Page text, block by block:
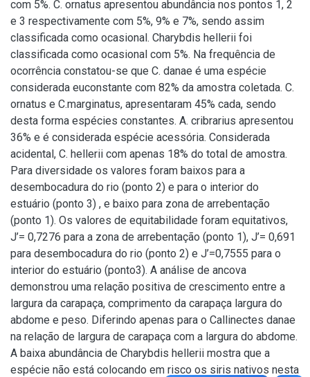
com 5%. C. ornatus apresentou abundância nos pontos 1, 2
e 3 respectivamente com 5%, 9% e 7%, sendo assim
classificada como ocasional. Charybdis hellerii foi
classificada como ocasional com 5%. Na frequência de
ocorrência constatou-se que C. danae é uma espécie
considerada euconstante com 82% da amostra coletada. C.
ornatus e C.marginatus, apresentaram 45% cada, sendo
desta forma espécies constantes. A. cribrarius apresentou
36% e é considerada espécie acessória. Considerada
acidental, C. hellerii com apenas 18% do total de amostra.
Para diversidade os valores foram baixos para a
desembocadura do rio (ponto 2) e para o interior do
estuário (ponto 3) , e baixo para zona de arrebentação
(ponto 1). Os valores de equitabilidade foram equitativos,
J’= 0,7276 para a zona de arrebentação (ponto 1), J’= 0,691
para desembocadura do rio (ponto 2) e J’=0,7555 para o
interior do estuário (ponto3). A análise de ancova
demonstrou uma relação positiva de crescimento entre a
largura da carapaça, comprimento da carapaça largura do
abdome e peso. Diferindo apenas para o Callinectes danae
na relação de largura de carapaça com a largura do abdome.
A baixa abundância de Charybdis hellerii mostra que a
espécie não está colocando em risco os siris nativos nesta